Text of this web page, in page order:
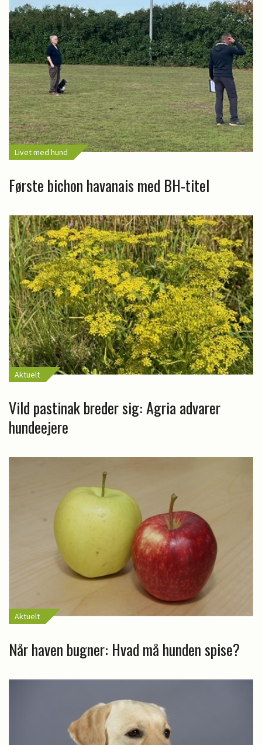
Livet med hund
Første bichon havanais med BH-titel
Aktuelt
Vild pastinak breder sig: Agria advarer
hundeejere
Aktuelt
Når haven bugner: Hvad må hunden spise?